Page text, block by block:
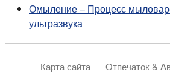
Омыление – Процесс
ультразвука
Карта сайта Отпечаток &